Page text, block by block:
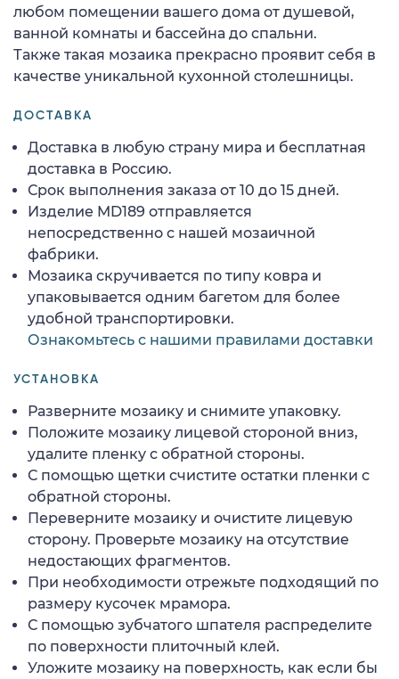
любом помещении вашего дома от душевой,
ванной комнаты и бассейна до спальни.
Также такая мозаика прекрасно проявит себя в
качестве уникальной кухонной столешницы.
ДОСТАВКА
Доставка в любую страну мира и бесплатная
доставка в Россию.
Срок выполнения заказа от 10 до 15 дней.
Изделие MD189 отправляется
непосредственно с нашей мозаичной
фабрики.
Мозаика скручивается по типу ковра и
упаковывается одним багетом для более
удобной транспортировки.
Ознакомьтесь с нашими правилами доставки
УСТАНОВКА
Разверните мозаику и снимите упаковку.
Положите мозаику лицевой стороной вниз,
удалите пленку с обратной стороны.
С помощью щетки счистите остатки пленки с
обратной стороны.
Переверните мозаику и очистите лицевую
сторону. Проверьте мозаику на отсутствие
недостающих фрагментов.
При необходимости отрежьте подходящий по
размеру кусочек мрамора.
С помощью зубчатого шпателя распределите
по поверхности плиточный клей.
Уложите мозаику на поверхность, как если бы